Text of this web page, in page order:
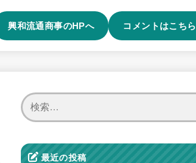
興和流通商事のHPへ コメントはこちら
最近の投稿